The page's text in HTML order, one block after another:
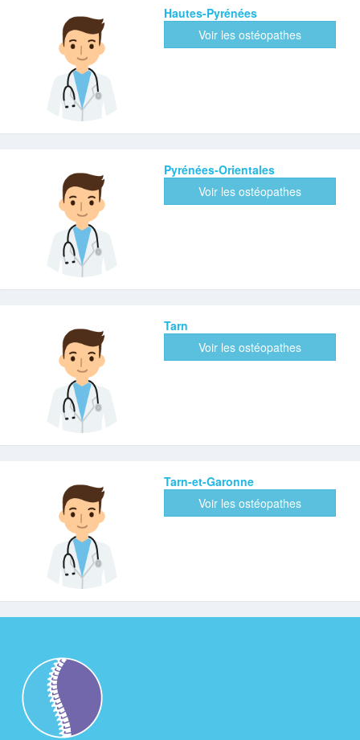
Hautes-Pyrénées
Voir les ostéopathes
Pyrénées-Orientales
Voir les ostéopathes
Tarn
Voir les ostéopathes
Tarn-et-Garonne
Voir les ostéopathes